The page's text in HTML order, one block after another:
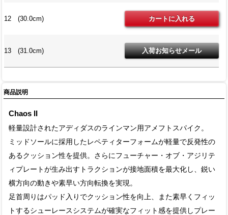
12 (30.0cm)
13 (31.0cm)
商品説明
Chaos II
軽量設計されたアディダスのラインマン用アメフトスパイク。
ミッドソールに採用したレペティターフォームが軽量で反発性の
あるクッション性を提供。さらにフューチャー・オブ・アジリテ
ィプレートが生み出すトラクションが接地面積を最大化し、鋭い
横方向の動きや素早い方向転換を実現。
足首周りはパッド入りでクッション性を向上、また素早くフィッ
トするシューレースシステムが確実なフィット感を提供しプレー